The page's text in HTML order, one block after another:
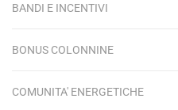
BANDI E INCENTIVI
BONUS COLONNINE
COMUNITA' ENERGETICHE